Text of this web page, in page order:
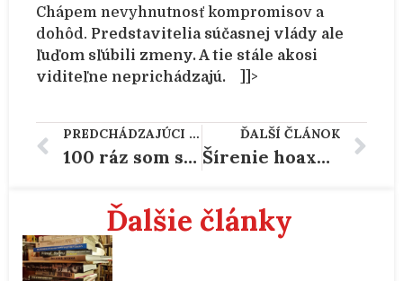
Chápem nevyhnutnosť kompromisov a
dohôd. Predstavitelia súčasnej vlády ale
ľuďom sľúbili zmeny. A tie stále akosi
viditeľne neprichádzajú. ]]>
PREDCHÁDZAJÚCI ČLÁNOK
100 ráz som sa chcel z tej samoty vrátiť domov, ale ustál som aspoň tie mizerné tri týždne.
ĎALŠÍ ČLÁNOK
Šírenie hoaxov a nezmyselnej propagandy pokračuje – ministerstvo navrhuje legislatívu
Ďalšie články